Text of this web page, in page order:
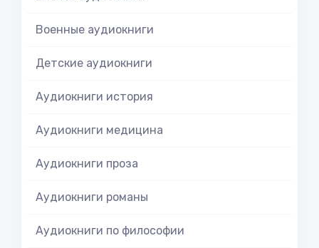
Военные аудиокниги
Детские аудиокниги
Аудиокниги история
Аудиокниги медицина
Аудиокниги проза
Аудиокниги романы
Аудиокниги по философии